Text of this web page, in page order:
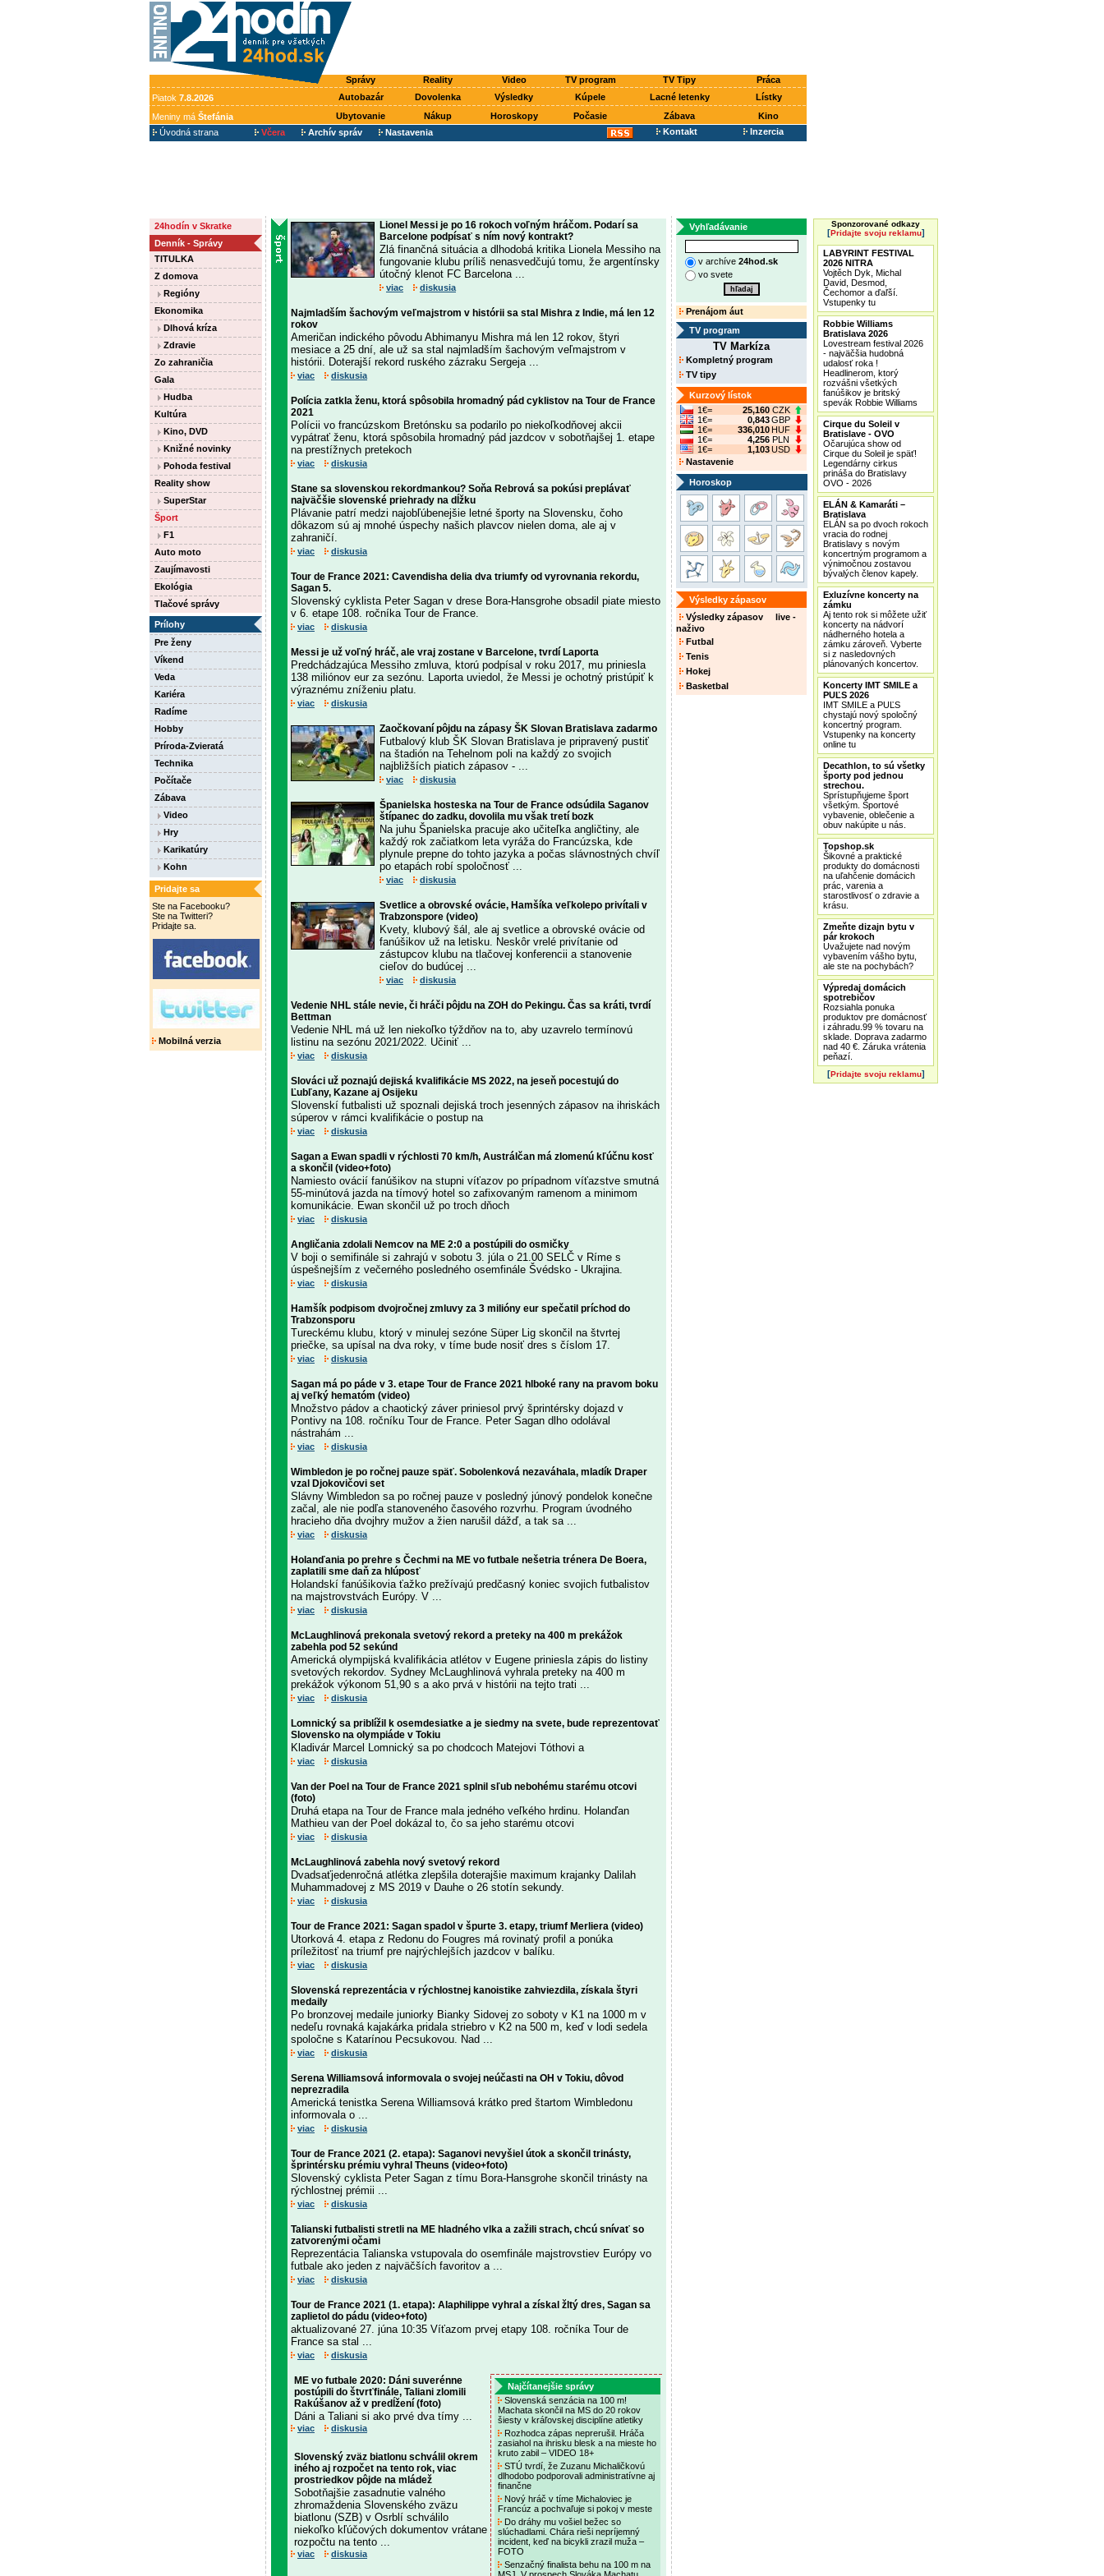
Správy Reality Video TV program TV Tipy
Práca
Piatok 7.8.2026 Autobazár Dovolenka Výsledky Kúpele Lacné letenky
Lístky
Meniny má Štefánia Ubytovanie Nákup Horoskopy Počasie Zábava
Kino
Úvodná strana
Včera Archív správ Nastavenia Kontakt Inzercia
24hodín v Skratke
Denník - Správy
TITULKA
Z domova
Regióny
Ekonomika
Dlhová kríza
Zdravie
Zo zahraničia
Gala
Hudba
Kultúra
Kino, DVD
Knižné novinky
Pohoda festival
Reality show
SuperStar
Šport
F1
Auto moto
Zaujímavosti
Ekológia
Tlačové správy
Prílohy
Pre ženy
Víkend
Veda
Kariéra
Radíme
Hobby
Príroda-Zvieratá
Technika
Počítače
Zábava
Video
Hry
Karikatúry
Kohn
Pridajte sa
Ste na Facebooku?
Ste na Twitteri?
Pridajte sa.
Mobilná verzia
Lionel Messi je po 16 rokoch voľným hráčom. Podarí sa
Barcelone podpísať s ním nový kontrakt?
Zlá finančná situácia a dlhodobá kritika Lionela Messiho na
fungovanie klubu príliš nenasvedčujú tomu, že argentínsky
útočný klenot FC Barcelona ...
viac diskusia
Najmladším šachovým veľmajstrom v histórii sa stal Mishra z Indie, má len 12
rokov
Američan indického pôvodu Abhimanyu Mishra má len 12 rokov, štyri
mesiace a 25 dní, ale už sa stal najmladším šachovým veľmajstrom v
histórii. Doterajší rekord ruského zázraku Sergeja ...
viac diskusia
Polícia zatkla ženu, ktorá spôsobila hromadný pád cyklistov na Tour de France
2021
Polícii vo francúzskom Bretónsku sa podarilo po niekoľkodňovej akcii
vypátrať ženu, ktorá spôsobila hromadný pád jazdcov v sobotňajšej 1. etape
na prestížnych pretekoch
viac diskusia
Stane sa slovenskou rekordmankou? Soňa Rebrová sa pokúsi preplávať
najväčšie slovenské priehrady na dĺžku
Plávanie patrí medzi najobľúbenejšie letné športy na Slovensku, čoho
dôkazom sú aj mnohé úspechy našich plavcov nielen doma, ale aj v
zahraničí.
viac diskusia
Tour de France 2021: Cavendisha delia dva triumfy od vyrovnania rekordu,
Sagan 5.
Slovenský cyklista Peter Sagan v drese Bora-Hansgrohe obsadil piate miesto
v 6. etape 108. ročníka Tour de France.
viac diskusia
Messi je už voľný hráč, ale vraj zostane v Barcelone, tvrdí Laporta
Predchádzajúca Messiho zmluva, ktorú podpísal v roku 2017, mu priniesla
138 miliónov eur za sezónu. Laporta uviedol, že Messi je ochotný pristúpiť k
výraznému zníženiu platu.
viac diskusia
Zaočkovaní pôjdu na zápasy ŠK Slovan Bratislava zadarmo
Futbalový klub ŠK Slovan Bratislava je pripravený pustiť
na štadión na Tehelnom poli na každý zo svojich
najbližších piatich zápasov - ...
viac diskusia
Španielska hosteska na Tour de France odsúdila Saganov
štípanec do zadku, dovolila mu však tretí bozk
Na juhu Španielska pracuje ako učiteľka angličtiny, ale
každý rok začiatkom leta vyráža do Francúzska, kde
plynule prepne do tohto jazyka a počas slávnostných chvíľ
po etapách robí spoločnosť ...
viac diskusia
Svetlice a obrovské ovácie, Hamšíka veľkolepo privítali v
Trabzonspore (video)
Kvety, klubový šál, ale aj svetlice a obrovské ovácie od
fanúšikov už na letisku. Neskôr vrelé privítanie od
zástupcov klubu na tlačovej konferencii a stanovenie
cieľov do budúcej ...
viac diskusia
Vedenie NHL stále nevie, či hráči pôjdu na ZOH do Pekingu. Čas sa kráti, tvrdí
Bettman
Vedenie NHL má už len niekoľko týždňov na to, aby uzavrelo termínovú
listinu na sezónu 2021/2022. Učiniť ...
viac diskusia
Slováci už poznajú dejiská kvalifikácie MS 2022, na jeseň pocestujú do
Ľubľany, Kazane aj Osijeku
Slovenskí futbalisti už spoznali dejiská troch jesenných zápasov na ihriskách
súperov v rámci kvalifikácie o postup na
viac diskusia
Sagan a Ewan spadli v rýchlosti 70 km/h, Austrálčan má zlomenú kľúčnu kosť
a skončil (video+foto)
Namiesto ovácií fanúšikov na stupni víťazov po prípadnom víťazstve smutná
55-minútová jazda na tímový hotel so zafixovaným ramenom a minimom
komunikácie. Ewan skončil už po troch dňoch
viac diskusia
Angličania zdolali Nemcov na ME 2:0 a postúpili do osmičky
V boji o semifinále si zahrajú v sobotu 3. júla o 21.00 SELČ v Ríme s
úspešnejším z večerného posledného osemfinále Švédsko - Ukrajina.
viac diskusia
Hamšík podpisom dvojročnej zmluvy za 3 milióny eur spečatil príchod do
Trabzonsporu
Tureckému klubu, ktorý v minulej sezóne Süper Lig skončil na štvrtej
priečke, sa upísal na dva roky, v tíme bude nosiť dres s číslom 17.
viac diskusia
Sagan má po páde v 3. etape Tour de France 2021 hlboké rany na pravom boku
aj veľký hematóm (video)
Množstvo pádov a chaotický záver priniesol prvý šprintérsky dojazd v
Pontivy na 108. ročníku Tour de France. Peter Sagan dlho odolával
nástrahám ...
viac diskusia
Wimbledon je po ročnej pauze späť. Sobolenková nezaváhala, mladík Draper
vzal Djokovičovi set
Slávny Wimbledon sa po ročnej pauze v posledný júnový pondelok konečne
začal, ale nie podľa stanoveného časového rozvrhu. Program úvodného
hracieho dňa dvojhry mužov a žien narušil dážď, a tak sa ...
viac diskusia
Holanďania po prehre s Čechmi na ME vo futbale nešetria trénera De Boera,
zaplatili sme daň za hlúposť
Holandskí fanúšikovia ťažko prežívajú predčasný koniec svojich futbalistov
na majstrovstvách Európy. V ...
viac diskusia
McLaughlinová prekonala svetový rekord a preteky na 400 m prekážok
zabehla pod 52 sekúnd
Americká olympijská kvalifikácia atlétov v Eugene priniesla zápis do listiny
svetových rekordov. Sydney McLaughlinová vyhrala preteky na 400 m
prekážok výkonom 51,90 s a ako prvá v histórii na tejto trati ...
viac diskusia
Lomnický sa priblížil k osemdesiatke a je siedmy na svete, bude reprezentovať
Slovensko na olympiáde v Tokiu
Kladivár Marcel Lomnický sa po chodcoch Matejovi Tóthovi a
viac diskusia
Van der Poel na Tour de France 2021 splnil sľub nebohému starému otcovi
(foto)
Druhá etapa na Tour de France mala jedného veľkého hrdinu. Holanďan
Mathieu van der Poel dokázal to, čo sa jeho starému otcovi
viac diskusia
McLaughlinová zabehla nový svetový rekord
Dvadsaťjedenročná atlétka zlepšila doterajšie maximum krajanky Dalilah
Muhammadovej z MS 2019 v Dauhe o 26 stotín sekundy.
viac diskusia
Tour de France 2021: Sagan spadol v špurte 3. etapy, triumf Merliera (video)
Utorková 4. etapa z Redonu do Fougres má rovinatý profil a ponúka
príležitosť na triumf pre najrýchlejších jazdcov v balíku.
viac diskusia
Slovenská reprezentácia v rýchlostnej kanoistike zahviezdila, získala štyri
medaily
Po bronzovej medaile juniorky Bianky Sidovej zo soboty v K1 na 1000 m v
nedeľu rovnaká kajakárka pridala striebro v K2 na 500 m, keď v lodi sedela
spoločne s Katarínou Pecsukovou. Nad ...
viac diskusia
Serena Williamsová informovala o svojej neúčasti na OH v Tokiu, dôvod
neprezradila
Americká tenistka Serena Williamsová krátko pred štartom Wimbledonu
informovala o ...
viac diskusia
Tour de France 2021 (2. etapa): Saganovi nevyšiel útok a skončil trinásty,
šprintérsku prémiu vyhral Theuns (video+foto)
Slovenský cyklista Peter Sagan z tímu Bora-Hansgrohe skončil trinásty na
rýchlostnej prémii ...
viac diskusia
Talianski futbalisti stretli na ME hladného vlka a zažili strach, chcú snívať so
zatvorenými očami
Reprezentácia Talianska vstupovala do osemfinále majstrovstiev Európy vo
futbale ako jeden z najväčších favoritov a ...
viac diskusia
Tour de France 2021 (1. etapa): Alaphilippe vyhral a získal žltý dres, Sagan sa
zaplietol do pádu (video+foto)
aktualizované 27. júna 10:35 Víťazom prvej etapy 108. ročníka Tour de
France sa stal ...
viac diskusia
ME vo futbale 2020: Dáni suverénne
postúpili do štvrťfinále, Taliani zlomili
Rakúšanov až v predĺžení (foto)
Dáni a Taliani si ako prvé dva tímy ...
viac diskusia
Slovenský zväz biatlonu schválil okrem
iného aj rozpočet na tento rok, viac
prostriedkov pôjde na mládež
Sobotňajšie zasadnutie valného
zhromaždenia Slovenského zväzu
biatlonu (SZB) v Osrblí schválilo
niekoľko kľúčových dokumentov vrátane
rozpočtu na tento ...
viac diskusia
Najčítanejšie správy
Slovenská senzácia na 100 m!
Machata skončil na MS do 20 rokov
šiesty v kráľovskej disciplíne atletiky
Rozhodca zápas neprerušil. Hráča
zasiahol na ihrisku blesk a na mieste ho
kruto zabil – VIDEO 18+
STÚ tvrdí, že Zuzanu Michaličkovú
dlhodobo podporovali administratívne aj
finančne
Nový hráč v tíme Michaloviec je
Francúz a pochvaľuje si pokoj v meste
Do dráhy mu vošiel bežec so
slúchadlami. Chára rieši nepríjemný
incident, keď na bicykli zrazil muža –
FOTO
Senzačný finalista behu na 100 m na
Vyhľadávanie
v archíve 24hod.sk
vo svete
Prenájom áut
TV program
TV Markíza
Kompletný program
TV tipy
Kurzový lístok
1€=
25,160 CZK
1€=
0,843GBP
1€=
336,010HUF
1€=
4,256 PLN
1€=
1,103USD
Nastavenie
Horoskop
Výsledky zápasov
Výsledky zápasov live -
naživo
Futbal
Tenis
Hokej
Basketbal
Sponzorované odkazy
[Pridajte svoju reklamu]
LABYRINT FESTIVAL
2026 NITRA
Vojtěch Dyk, Michal
David, Desmod,
Čechomor a ďaľší.
Vstupenky tu
Robbie Williams
Bratislava 2026
Lovestream festival 2026
- najväčšia hudobná
udalosť roka !
Headlinerom, ktorý
rozvášni všetkých
fanúšikov je britský
spevák Robbie Williams
Cirque du Soleil v
Bratislave - OVO
Očarujúca show od
Cirque du Soleil je späť!
Legendárny cirkus
prináša do Bratislavy
OVO - 2026
ELÁN & Kamaráti –
Bratislava
ELÁN sa po dvoch rokoch
vracia do rodnej
Bratislavy s novým
koncertným programom a
výnimočnou zostavou
bývalých členov kapely.
Exluzívne koncerty na
zámku
Aj tento rok si môžete užiť
koncerty na nádvorí
nádherného hotela a
zámku zároveň. Vyberte
si z nasledovných
plánovaných koncertov.
Koncerty IMT SMILE a
PUĽS 2026
IMT SMILE a PUĽS
chystajú nový spoločný
koncertný program.
Vstupenky na koncerty
online tu
Decathlon, to sú všetky
športy pod jednou
strechou.
Sprístupňujeme šport
všetkým. Športové
vybavenie, oblečenie a
obuv nakúpite u nás.
Topshop.sk
Šikovné a praktické
produkty do domácnosti
na uľahčenie domácich
prác, varenia a
starostlivosť o zdravie a
krásu.
Zmeňte dizajn bytu v
pár krokoch
Uvažujete nad novým
vybavením vášho bytu,
ale ste na pochybách?
Výpredaj domácich
spotrebičov
Rozsiahla ponuka
produktov pre domácnosť
i záhradu.99 % tovaru na
sklade. Doprava zadarmo
nad 40 €. Záruka vrátenia
peňazí.
[Pridajte svoju reklamu]